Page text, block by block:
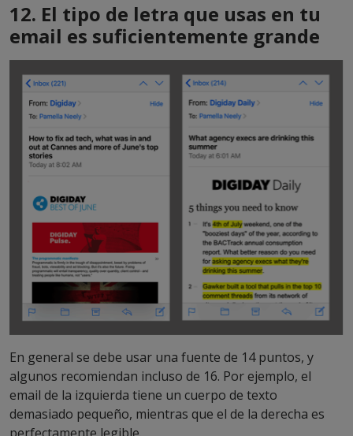
12. El tipo de letra que usas en tu
email es suficientemente grande
En general se debe usar una fuente de 14 puntos, y
algunos recomiendan incluso de 16. Por ejemplo, el
email de la izquierda tiene un cuerpo de texto
demasiado pequeño, mientras que el de la derecha es